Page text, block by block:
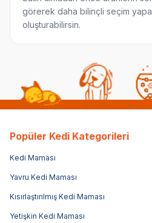
görerek daha bilinçli seçim
oluşturabilirsin.
Popüler Kedi Kategorileri
Kedi Maması
Yavru Kedi Maması
Kısırlaştırılmış Kedi Maması
Yetişkin Kedi Maması